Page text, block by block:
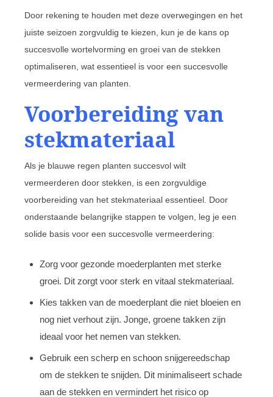
Door rekening te houden met deze overwegingen en het
juiste seizoen zorgvuldig te kiezen, kun je de kans op
succesvolle wortelvorming en groei van de stekken
optimaliseren, wat essentieel is voor een succesvolle
vermeerdering van planten.
Voorbereiding van
stekmateriaal
Als je blauwe regen planten succesvol wilt
vermeerderen door stekken, is een zorgvuldige
voorbereiding van het stekmateriaal essentieel. Door
onderstaande belangrijke stappen te volgen, leg je een
solide basis voor een succesvolle vermeerdering:
Zorg voor gezonde moederplanten met sterke
groei. Dit zorgt voor sterk en vitaal stekmateriaal.
Kies takken van de moederplant die niet bloeien en
nog niet verhout zijn. Jonge, groene takken zijn
ideaal voor het nemen van stekken.
Gebruik een scherp en schoon snijgereedschap
om de stekken te snijden. Dit minimaliseert schade
aan de stekken en vermindert het risico op